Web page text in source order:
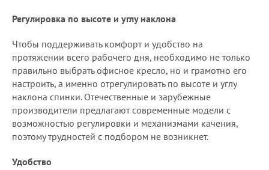
Регулировка по высоте и углу наклона
Чтобы поддерживать комфорт и удобство на
протяжении всего рабочего дня, необходимо не только
правильно выбрать офисное кресло, но и грамотно его
настроить, а именно отрегулировать по высоте и углу
наклона спинки. Отечественные и зарубежные
производители предлагают современные модели с
возможностью регулировки и механизмами качения,
поэтому трудностей с подбором не возникнет.
Удобство